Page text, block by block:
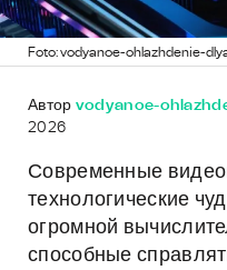
Foto: vodyanoe-ohlazhdenie-
Автор vodyanoe-
2026
Современные
технологические
огромной
способные